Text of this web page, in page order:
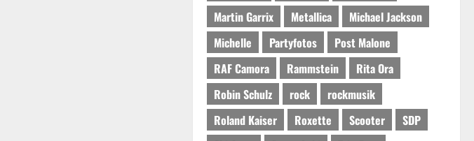
Martin Garrix
Metallica
Michael Jackson
Michelle
Partyfotos
Post Malone
RAF Camora
Rammstein
Rita Ora
Robin Schulz
rock
rockmusik
Roland Kaiser
Roxette Scooter
SDP